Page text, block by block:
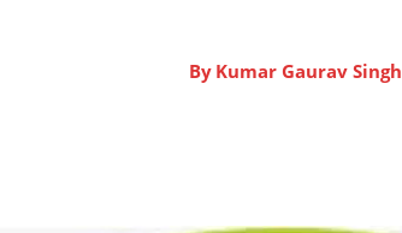
By Kumar Gaurav Singh